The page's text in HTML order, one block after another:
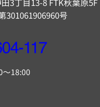
3丁目13-8 FTK秋葉原5F
301061906960号
～18:00